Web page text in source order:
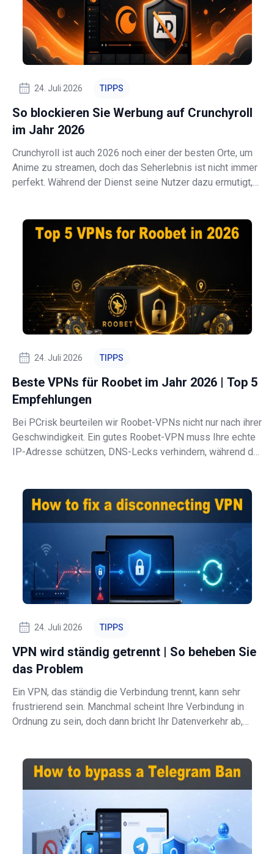
24. Juli 2026 TIPPS
So blockieren Sie Werbung auf Crunchyroll
im Jahr 2026
Crunchyroll ist auch 2026 noch einer der besten Orte, um
Anime zu streamen, doch das Seherlebnis ist nicht immer
perfekt. Während der Dienst seine Nutzer dazu ermutigt,
einschränken, die Leistung steiger
24. Juli 2026 TIPPS
Beste VPNs für Roobet im Jahr 2026 | Top 5
Empfehlungen
Bei PCrisk beurteilen wir Roobet-VPNs nicht nur nach ihrer
Geschwindigkeit. Ein gutes Roobet-VPN muss Ihre echte
IP-Adresse schützen, DNS-Lecks verhindern, während der
zulässigen Regionen herzustellen. Deshalb st
24. Juli 2026 TIPPS
VPN wird ständig getrennt | So beheben Sie
das Problem
Ein VPN, das ständig die Verbindung trennt, kann sehr
frustrierend sein. Manchmal scheint Ihre Verbindung in
Ordnung zu sein, doch dann bricht Ihr Datenverkehr ab,
Bei PCrisk haben wir festges